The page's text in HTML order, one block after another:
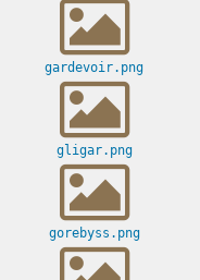
gardevoir.png
gligar.png
gorebyss.png